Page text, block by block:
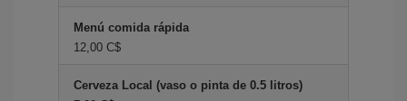
Menú comida rápida
12,00 C$
Cerveza Local (vaso o pinta de 0.5 litros)